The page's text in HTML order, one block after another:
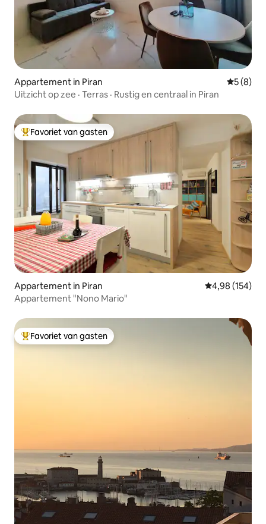
Appartement in Piran
5 (8)
Uitzicht op zee · Terras · Rustig en centraal in Piran
Topfavoriet van gasten
Favoriet van gasten
Appartement in Piran Gemiddelde
4,98 (154)
Appartement "Nono Mario"
Topfavoriet van gasten
Favoriet van gasten